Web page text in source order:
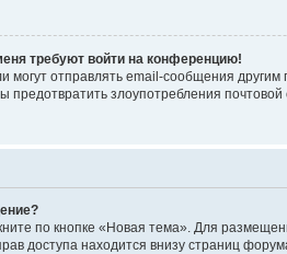
требуют войти на конференцию!
могут отправлять email-сообщения
предотвратить злоупотребления
по кнопке «Новая тема». Для
доступа находится внизу страниц